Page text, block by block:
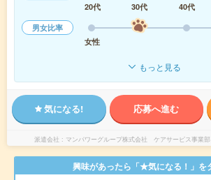
20代
30代 40代
男女比率
女性
もっと見る
気になる! 応募へ進む
派遣会社 マンパワーグループ株式会社 ケアサービス事業
興味があったら「★気になる！」を